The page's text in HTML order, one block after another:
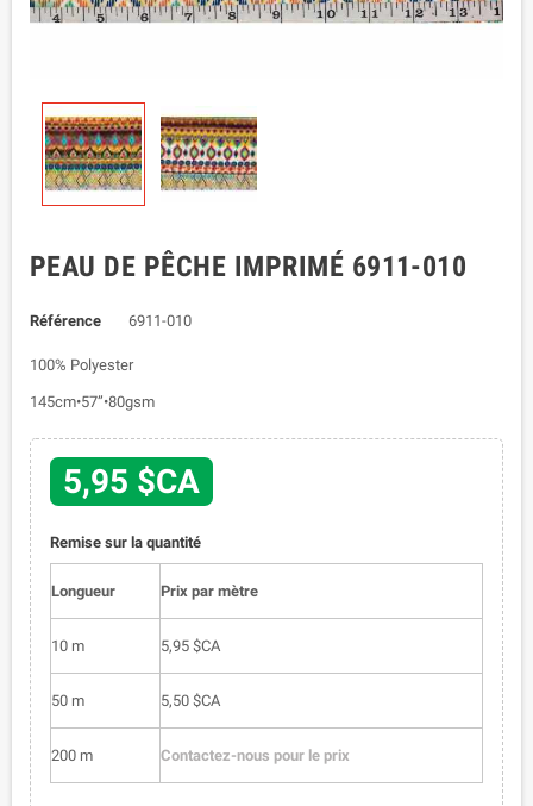
PEAU DE PÊCHE IMPRIMÉ 6911-010
Référence 6911-010
100% Polyester
145cm•57”•80gsm
5,95 $CA
Remise sur la quantité
Longueur Prix par mètre
10 m 5,95 $CA
50 m 5,50 $CA
200 m Contactez-nous pour le prix